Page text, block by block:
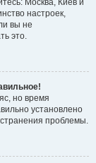
Москва, Киев и
настроек,
вы не
это.
но время
установлено
проблемы.